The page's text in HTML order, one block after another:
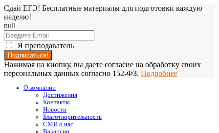
Сдай ЕГЭ! Бесплатные материалы для подготовки каждую
неделю!
null
Я преподаватель
Нажимая на кнопку, вы даете согласие на обработку своих
персональных данных согласно 152-ФЗ. Подробнее
О компании
Достижения
Контакты
Новости
Благотворительность
СМИ о нас
Вакансии